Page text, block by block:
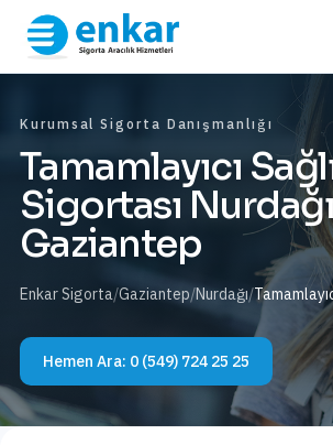
Kurumsal Sigorta Danışmanlığı
Tamamlayıcı
Sigortası
Gaziantep
Enkar Sigorta/Gaziantep/Nurdağı/
Hemen Ara: 0 (549) 724 25 25